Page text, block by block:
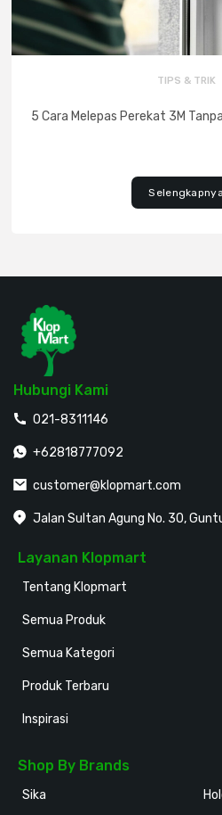
TIPS & TRIK
5 Cara Melepas Perekat 3M
Selengkapnya
Hubungi Kami
021-8311146
+62818777092
customer@klopmart.com
Jalan Sultan Agung No. 30,
Layanan Klopmart
Tentang Klopmart
Semua Produk
Semua Kategori
Produk Terbaru
Inspirasi
Shop By Brands
Sika